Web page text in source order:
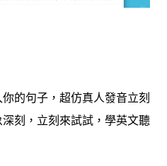
的句子，超仿真人發音立刻
刻，立刻來試試，學英文聽